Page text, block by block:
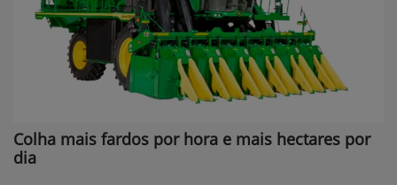
Colha mais fardos por hora e mais hectares por
dia